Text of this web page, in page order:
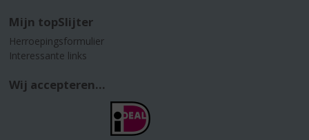
Mijn topSlijter
Herroepingsformulier
Interessante links
Wij accepteren...